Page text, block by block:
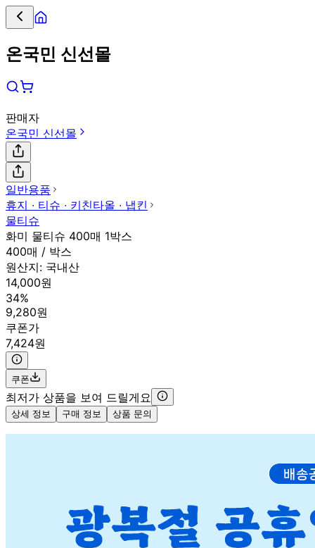
온국민 신선몰
판매자
온국민 신선몰
일반용품
휴지 ∙ 티슈 ∙ 키친타올 ∙ 냅킨
물티슈
화미 물티슈 400매 1박스
400매 / 박스
원산지: 국내산
14,000원
34%
9,280원
쿠폰가
7,424원
쿠폰
최저가 상품을 보여 드릴게요
상세 정보 구매 정보 상품 문의